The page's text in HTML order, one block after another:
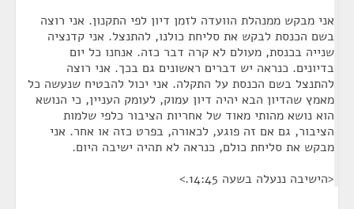
אני מבקש ממנהלת הוועדה לזמן דיון לפי התקנון. אני רוצה
בשם הכנסת לבקש את סליחת כולנו, להתנצל. אני קדנציה
שנייה בכנסת, מעולם לא קרה דבר כזה. אנחנו כל יום
בדיונים. כנראה יש דברים ראשונים גם בכך. אני רוצה
להתנצל בשם הכנסת על התקלה. אני יכול להבטיח שנעשה כל
מאמץ שהדיון הבא יהיה דיון עמוק, לעומק העניין, כי הנושא
הוא נושא מהותי מאוד של אחריות הציבור כלפי שלמות
הציבור, גם אם זה פוגע, לכאורה, בפרט כזה או אחר. אני
מבקש את סליחת כולם, כנראה לא תהיה ישיבה היום.
<הישיבה ננעלה בשעה 14:45.>